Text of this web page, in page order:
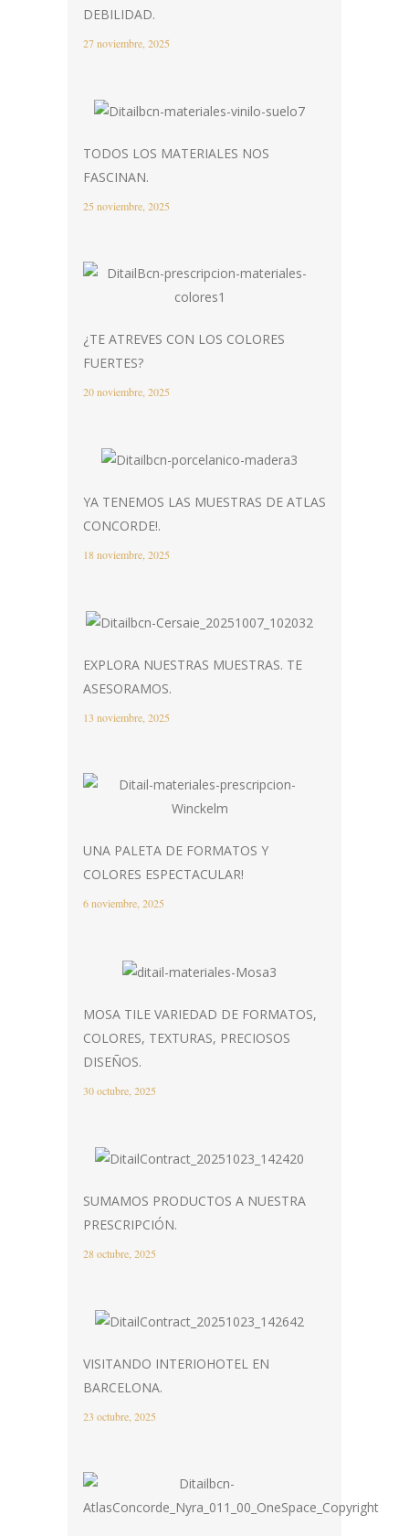
DEBILIDAD.
27 noviembre, 2025
TODOS LOS MATERIALES NOS
FASCINAN.
25 noviembre, 2025
¿TE ATREVES CON LOS COLORES
FUERTES?
20 noviembre, 2025
YA TENEMOS LAS MUESTRAS DE ATLAS
CONCORDE!.
18 noviembre, 2025
EXPLORA NUESTRAS MUESTRAS. TE
ASESORAMOS.
13 noviembre, 2025
UNA PALETA DE FORMATOS Y
COLORES ESPECTACULAR!
6 noviembre, 2025
MOSA TILE VARIEDAD DE FORMATOS,
COLORES, TEXTURAS, PRECIOSOS
DISEÑOS.
30 octubre, 2025
SUMAMOS PRODUCTOS A NUESTRA
PRESCRIPCIÓN.
28 octubre, 2025
VISITANDO INTERIOHOTEL EN
BARCELONA.
23 octubre, 2025